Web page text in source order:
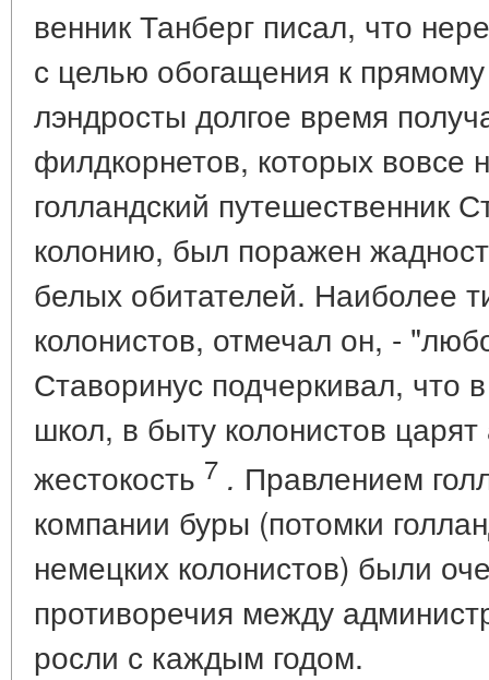
венник Танберг писал, что
с целью обогащения к
лэндросты долгое время
филдкорнетов, которых вовсе
голландский путешественник
колонию, был поражен
белых обитателей. Наиболее
колонистов, отмечал он, -
Ставоринус подчеркивал, что
школ, в быту колонистов царят
жестокость 7 . Правлением
компании буры (потомки
немецких колонистов) были
противоречия между
росли с каждым годом.